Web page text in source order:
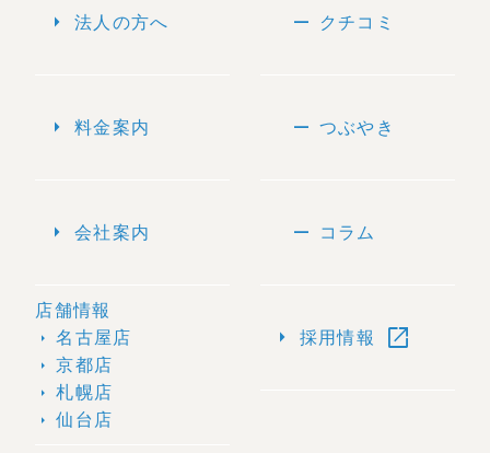
arrow_right 法人の方へ
arrow_right 料金案内
arrow_right 会社案内
店舗情報
arrow_right 名古屋店
arrow_right 京都店
arrow_right 札幌店
arrow_right 仙台店
remove クチコミ
remove つぶやき
remove コラム
arrow_right 採用情報 open_in_new